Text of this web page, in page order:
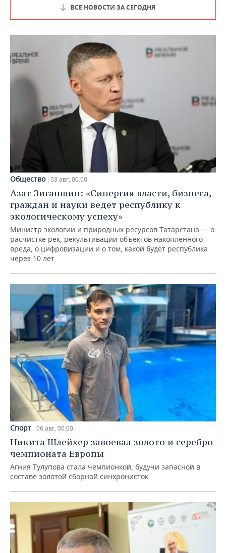
ВСЕ НОВОСТИ ЗА СЕГОДНЯ
Общество 03 авг, 00:00
Азат Зиганшин: «Синергия власти, бизнеса,
граждан и науки ведет республику к
экологическому успеху»
Министр экологии и природных ресурсов Татарстана — о
расчистке рек, рекультивации объектов накопленного
вреда, о цифровизации и о том, какой будет республика
через 10 лет
Спорт 06 авг, 00:00
Никита Шлейхер завоевал золото и серебро
чемпионата Европы
Агния Тулупова стала чемпионкой, будучи запасной в
составе золотой сборной синхронисток